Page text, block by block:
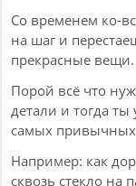
Со временем ко-
на шаг и
прекрасные вещи.
Порой всё что
детали и тогда
самых
Например: как
сквозь стекло на